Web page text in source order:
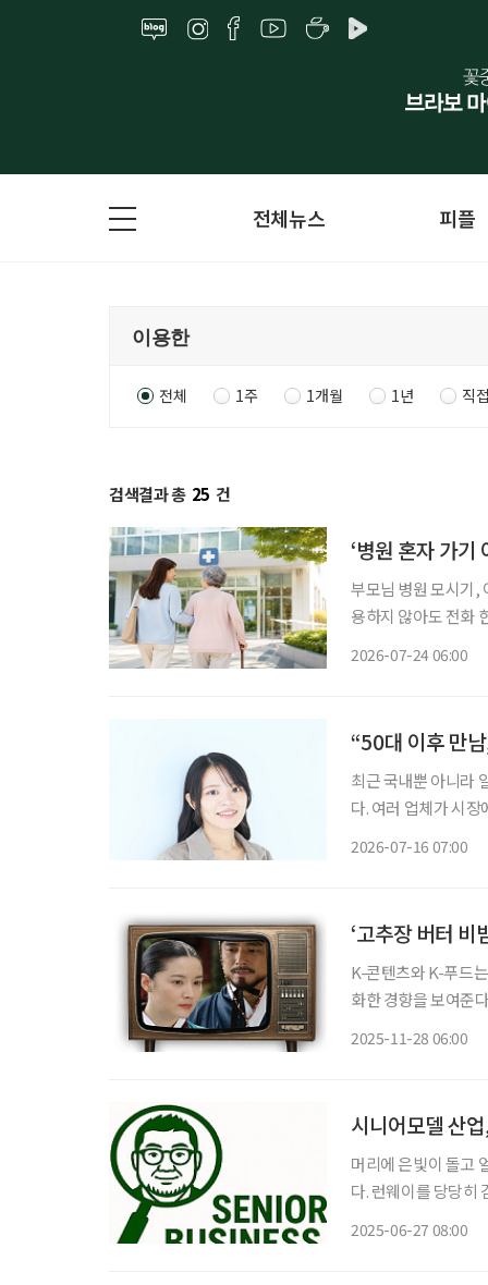
전체뉴스 피플
전체 1주 1개월 1년 직
검색결과 총 25 건
‘병원 혼자 가기
부모님 병원 모시기, 이제는 혼자 고
용하지 않아도 전화
2026-07-24 06:00
“50대 이후 만
최근 국내뿐 아니라
다. 여러 업체가 시
2026-07-16 07:00
‘고추장 버터 비
K-콘텐츠와 K-푸드
화한 경향을 보여준
2025-11-28 06:00
시니어모델 산
머리에 은빛이 돌고
다. 런웨이를 당당히
2025-06-27 08:00